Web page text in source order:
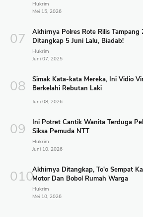
Hukrim
Mei 15, 2026
Akhirnya Polres Rote Rilis Tampang
Ditangkap 5 Juni Lalu, Biadab!
Hukrim
Juni 07, 2025
Simak Kata-kata Mereka, Ini Vidio
Berkelahi Rebutan Laki
Juni 08, 2026
Ini Potret Cantik Wanita Terduga
Siksa Pemuda NTT
Hukrim
Juni 10, 2026
Akhirnya Ditangkap, To'o Sempat
Motor Dan Bobol Rumah Warga
Hukrim
Mei 10, 2026